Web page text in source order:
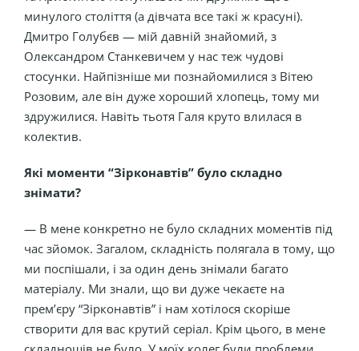
минулого століття (а дівчата все такі ж красуні).
Дмитро Голубєв — мій давній знайомий, з
Олександром Станкевичем у нас теж чудові
стосунки. Найпізніше ми познайомилися з Вітею
Розовим, але він дуже хороший хлопець, тому ми
здружилися. Навіть тьотя Галя круто влилася в
колектив.
Які моменти “Зірконавтів” було складно
знімати?
— В мене конкретно не було складних моментів під
час зйомок. Загалом, складність полягала в тому, що
ми поспішали, і за один день знімали багато
матеріалу. Ми знали, що ви дуже чекаєте на
прем’єру “Зірконавтів” і нам хотілося скоріше
створити для вас крутий серіал. Крім цього, в мене